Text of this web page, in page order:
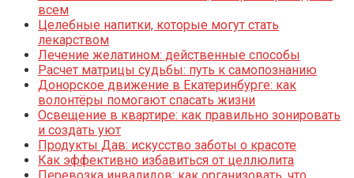
всем
Целебные напитки, которые могут стать
лекарством
Лечение желатином: действенные способы
Расчет матрицы судьбы: путь к самопознанию
Донорское движение в Екатеринбурге: как
волонтёры помогают спасать жизни
Освещение в квартире: как правильно зонировать
и создать уют
Продукты Дав: искусство заботы о красоте
Как эффективно избавиться от целлюлита